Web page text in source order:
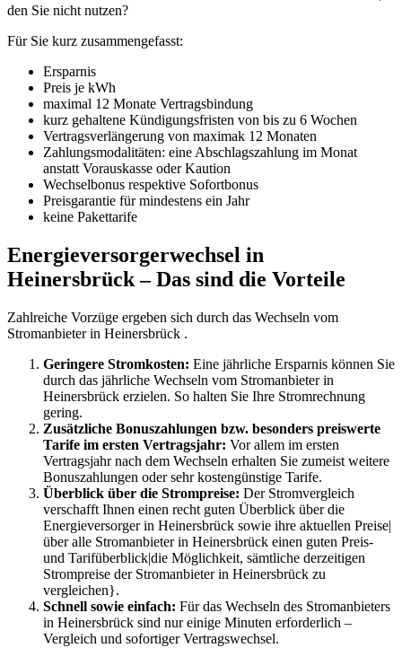
den Sie nicht nutzen?
Für Sie kurz zusammengefasst:
Ersparnis
Preis je kWh
maximal 12 Monate Vertragsbindung
kurz gehaltene Kündigungsfristen von bis zu 6 Wochen
Vertragsverlängerung von maximak 12 Monaten
Zahlungsmodalitäten: eine Abschlagszahlung im Monat
anstatt Vorauskasse oder Kaution
Wechselbonus respektive Sofortbonus
Preisgarantie für mindestens ein Jahr
keine Pakettarife
Energieversorgerwechsel in
Heinersbrück – Das sind die Vorteile
Zahlreiche Vorzüge ergeben sich durch das Wechseln vom
Stromanbieter in Heinersbrück .
Geringere Stromkosten: Eine jährliche Ersparnis können Sie
durch das jährliche Wechseln vom Stromanbieter in
Heinersbrück erzielen. So halten Sie Ihre Stromrechnung
gering.
Zusätzliche Bonuszahlungen bzw. besonders preiswerte
Tarife im ersten Vertragsjahr: Vor allem im ersten
Vertragsjahr nach dem Wechseln erhalten Sie zumeist weitere
Bonuszahlungen oder sehr kostengünstige Tarife.
Überblick über die Strompreise: Der Stromvergleich
verschafft Ihnen einen recht guten Überblick über die
Energieversorger in Heinersbrück sowie ihre aktuellen Preise|
über alle Stromanbieter in Heinersbrück einen guten Preis-
und Tarifüberblick|die Möglichkeit, sämtliche derzeitigen
Strompreise der Stromanbieter in Heinersbrück zu
vergleichen}.
Schnell sowie einfach: Für das Wechseln des Stromanbieters
in Heinersbrück sind nur einige Minuten erforderlich –
Vergleich und sofortiger Vertragswechsel.